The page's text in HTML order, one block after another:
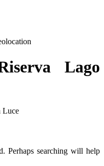
Lago
Luce
Perhaps searching will help